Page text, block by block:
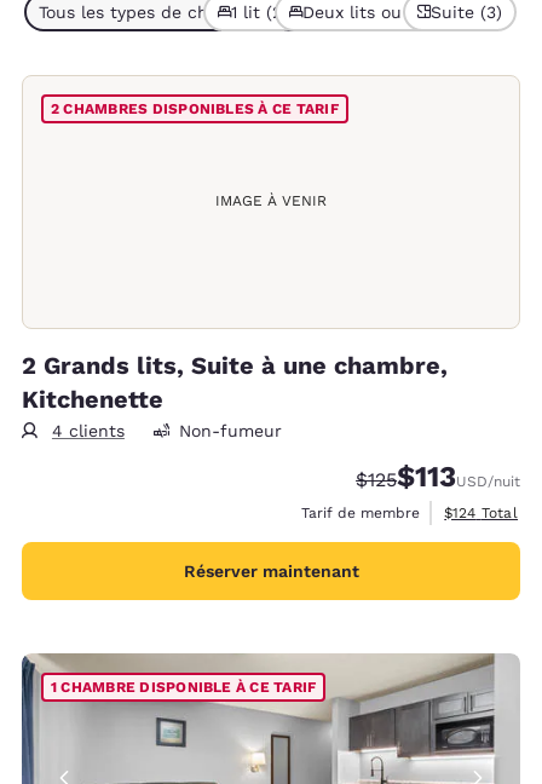
Tous les types de chambres (3)
1 lit (2) Deux lits ou plus (1)Suite (3)
IMAGE À VENIR
2 CHAMBRES DISPONIBLES À CE TARIF
2 Grands lits, Suite à une chambre,
Kitchenette
4 clients Non-fumeur
Tarif barré :
$125Tarif réduit :
$113USD/nuit
Tarif de membre
Afficher les
$124 Total
Réserver maintenant
1 CHAMBRE DISPONIBLE À CE TARIF